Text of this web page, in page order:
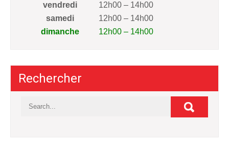
vendredi
12h00 – 14h00
samedi
12h00 – 14h00
dimanche
12h00 – 14h00
Rechercher